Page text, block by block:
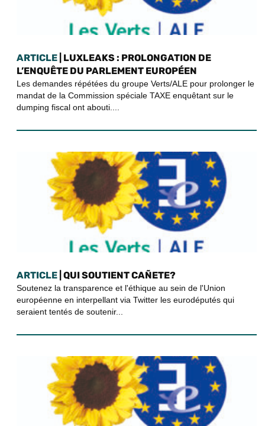
ARTICLE | LUXLEAKS : PROLONGATION DE
L’ENQUÊTE DU PARLEMENT EUROPÉEN
Les demandes répétées du groupe Verts/ALE pour prolonger le
mandat de la Commission spéciale TAXE enquêtant sur le
dumping fiscal ont abouti....
ARTICLE | QUI SOUTIENT CAÑETE?
Soutenez la transparence et l'éthique au sein de l'Union
européenne en interpellant via Twitter les eurodéputés qui
seraient tentés de soutenir...